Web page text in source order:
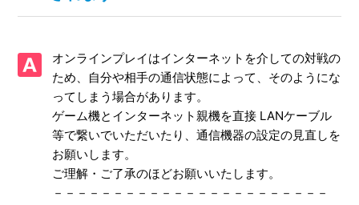
催されない、フェスタのタイムスケジュールがおかしい
ますか
【PS5/ソニックレーシング クロスワールド】CNTやONTの
プレイ特典はありますか
【PS5/ソニックレーシング クロスワールド】アイテム「キ
ングブーブ」「ウェイト」を使った時、なぜか自分が攻撃さ
オンラインプレイはインターネットを介しての対戦の
ため、自分や相手の通信状態によって、そのようにな
ってしまう場合があります。
ゲーム機とインターネット親機を直接 LANケーブル
等で繋いでいただいたり、通信機器の設定の見直しを
お願いします。
ご理解・ご了承のほどお願いいたします。
－－－－－－－－－－－－－－－－－－－－－－－